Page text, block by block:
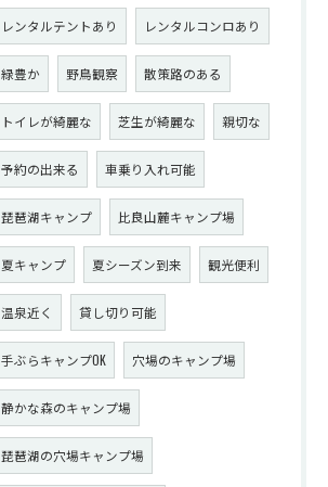
レンタルテントあり レンタルコンロあり
緑豊か 野鳥観察 散策路のある
トイレが綺麗な 芝生が綺麗な 親切な
予約の出来る 車乗り入れ可能
琵琶湖キャンプ 比良山麓キャンプ場
夏キャンプ 夏シーズン到来 観光便利
温泉近く 貸し切り可能
手ぶらキャンプOK 穴場のキャンプ場
静かな森のキャンプ場
琵琶湖の穴場キャンプ場